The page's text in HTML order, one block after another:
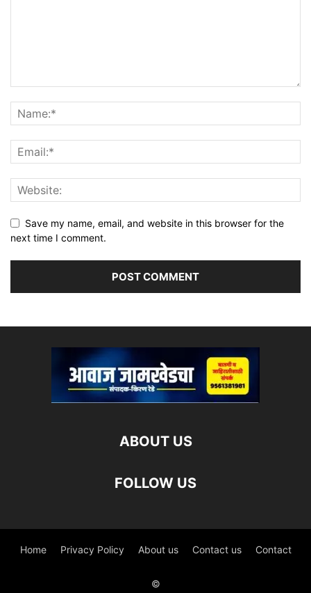
Save my name, email, and website in this browser for the
next time I comment.
ABOUT US
FOLLOW US
Home Privacy Policy About us Contact us Contact
©